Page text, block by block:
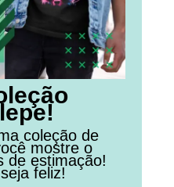
coleção de
mostre o
de estimação!
feliz!